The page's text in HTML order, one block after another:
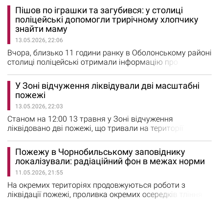
документами в Голосіївському районі. Однак вона не
розгубилася і одразу зателефонувала на спецлінію 112.
Патрульні оперативно розшукали потрібний
транспортний засіб, який вже рухався за встановленим
маршрутом в Шевченківському районі,…
Пішов по іграшки та загубився: у столиці
поліцейські допомогли трирічному хлопчику
знайти маму
13.05.2026, 22:06
Вчора, близько 11 години ранку в Оболонському районі
столиці поліцейські отримали інформацію про
супроводу дорослих. Про це повідомили в поліції
Києва. Під час спілкування з правоохоронцями
хлопчик розповів, що йому три роки. Він загубився,
коли разом із мамою прийшов до крамниці за
іграшкою. Точної адреси малюк назвати…
У Зоні відчуження ліквідували дві масштабні
пожежі
13.05.2026, 22:03
Станом на 12:00 13 травня у Зоні відчуження
ліквідовано дві пожежі, що тривали на території
це повідили в Державне агентство України з
управління зоною відчуження. Зокрема, 12 травня о
21:30 ліквідували пожежу у Корогодському лісництві на
території ДСП «Північна Пуща». Вогонь охопив площу
11 гектарів, де…
Пожежу в Чорнобильському заповіднику
локалізували: радіаційний фон в межах норми
11.05.2026, 21:55
На окремих територіях продовжуються роботи з
ліквідації пожежі, проливка окремих осередків тління